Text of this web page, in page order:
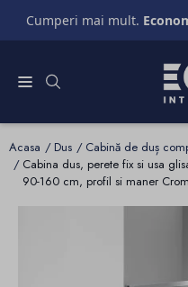
Cumperi mai mult.
Acasa Dus
Cabină de duș
Cabina dus, perete fix si usa
90-160 cm, profil si maner